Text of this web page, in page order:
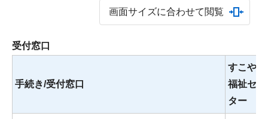
画面サイズに合わせて閲覧
受付窓口
手続き/受付窓口
すこやか
福祉セン
ター